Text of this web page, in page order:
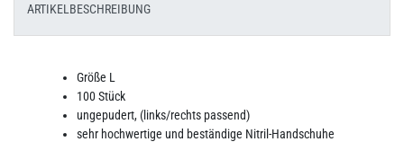
ARTIKELBESCHREIBUNG
Größe L
100 Stück
ungepudert, (links/rechts passend)
sehr hochwertige und beständige Nitril-Handschuhe